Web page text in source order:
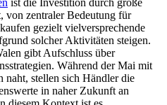
von zentraler Bedeutung für
gezielt vielversprechende
solcher Aktivitäten steigen.
gibt Aufschluss über
Während der Mai mit
stellen sich Händler die
in naher Zukunft an